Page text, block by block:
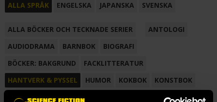
ALLA SPRÅK ENGELSKA JAPANSKA SVENSKA
ALLA BÖCKER OCH TECKNADE SERIER
ANTOLOGI
AUDIODRAMA
BARNBOK
BIOGRAFI
BÖCKER: BAKGRUND
FACKLITTERATUR
HANTVERK & PYSSEL
HUMOR KOKBOK
KONSTBOK
KORTROMAN
LÄROBOK
NOVELL